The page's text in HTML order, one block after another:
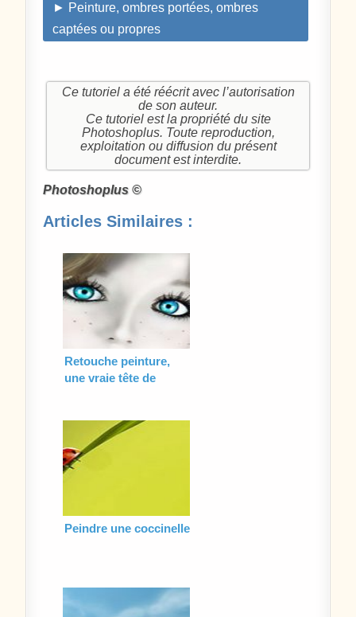
► Peinture, ombres portées, ombres
captées ou propres
Ce tutoriel a été réécrit avec l’autorisation
de son auteur.
Ce tutoriel est la propriété du site
Photoshoplus. Toute reproduction,
exploitation ou diffusion du présent
document est interdite.
Photoshoplus ©
Articles Similaires :
Retouche peinture,
une vraie tête de
Peindre une coccinelle